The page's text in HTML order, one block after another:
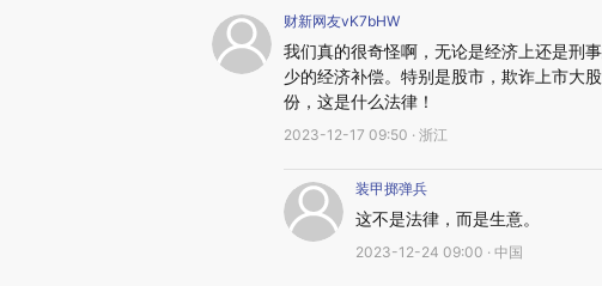
财新网友vK7bHW
我们真的很奇怪啊，无论是经济上还是刑
少的经济补偿。特别是股市，欺诈上市大
份，这是什么法律！
2023-12-17 09:50 · 浙江
装甲掷弹兵
这不是法律，而是生意。
2023-12-24 09:00 · 中国